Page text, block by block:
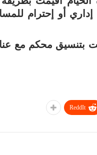
أو إحترام
بتنسيق محكم مع
ReddIt